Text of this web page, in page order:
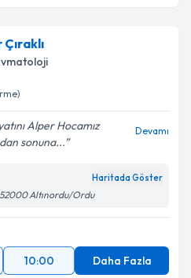
Alper Hocamız
sonuna...
Devamı
Haritada Göster
52000 Altınordu/Ordu
10:00 Daha Fazla